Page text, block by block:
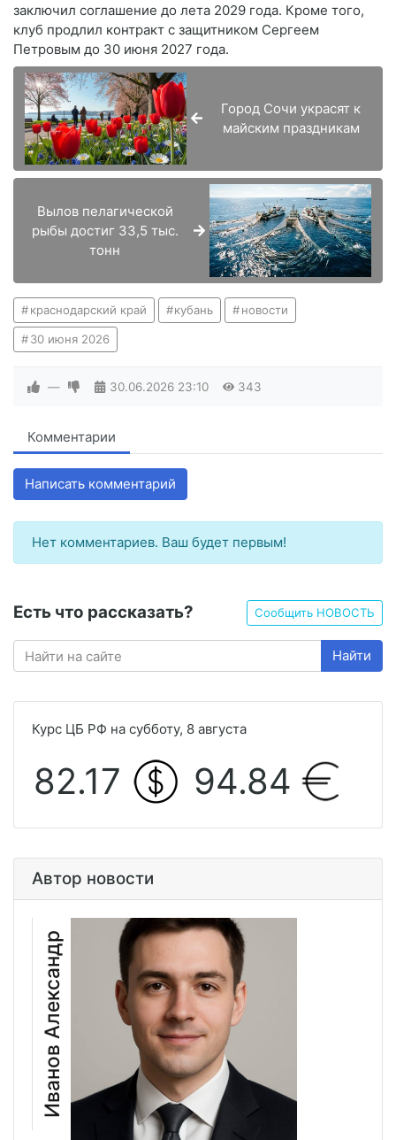
заключил соглашение до лета 2029 года. Кроме того,
клуб продлил контракт с защитником Сергеем
Петровым до 30 июня 2027 года.
Город Сочи украсят к
майским праздникам
Вылов пелагической
рыбы достиг 33,5 тыс.
тонн
краснодарский край кубань новости
30 июня 2026
— 30.06.2026 23:10 343
Комментарии
Написать комментарий
Нет комментариев. Ваш будет первым!
Есть что рассказать? Сообщить НОВОСТЬ
Найти
Курс ЦБ РФ на субботу, 8 августа
82.17 94.84
Автор новости
Иванов Александр